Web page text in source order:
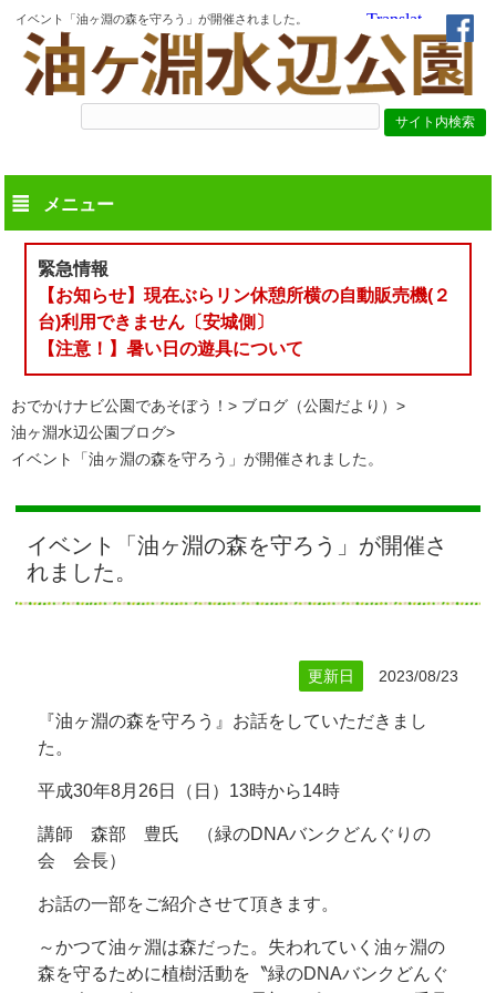
イベント「油ヶ淵の森を守ろう」が開催されました。
メニュー
緊急情報
【お知らせ】現在ぶらリン休憩所横の自動販売機(２
台)利用できません〔安城側〕
【注意！】暑い日の遊具について
おでかけナビ公園であそぼう！
ブログ（公園だより）
油ヶ淵水辺公園ブログ
イベント「油ヶ淵の森を守ろう」が開催されました。
イベント「油ヶ淵の森を守ろう」が開催さ
れました。
更新日 2023/08/23
『油ヶ淵の森を守ろう』お話をしていただきまし
た。
平成30年8月26日（日）13時から14時
講師 森部 豊氏 （緑のDNAバンクどんぐりの
会 会長）
お話の一部をご紹介させて頂きます。
～かつて油ヶ淵は森だった。失われていく油ヶ淵の
森を守るために植樹活動を〝緑のDNAバンクどんぐ